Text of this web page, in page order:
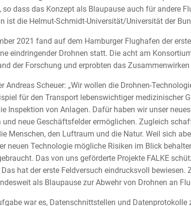
so dass das Konzept als Blaupause auch für andere
ist die Helmut-Schmidt-Universität/Universität der
2021 fand auf dem Hamburger Flughafen der
eindringender Drohnen statt. Die acht am
der Forschung und erprobten das
Andreas Scheuer: „Wir wollen die Drohnen-
für den Transport lebenswichtiger medizinischer
Inspektion von Anlagen. Dafür haben wir unser
neue Geschäftsfelder ermöglichen. Zugleich
Menschen, den Luftraum und die Natur. Weil sich
neuen Technologie mögliche Risiken im Blick
Das von uns geförderte Projekte FALKE
hat der erste Feldversuch eindrucksvoll bewiesen.
als Blaupause zur Abwehr von Drohnen an
war es, Datenschnittstellen und Datenprotokolle